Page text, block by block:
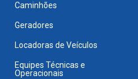
Caminhões
Geradores
Locadoras de Veículos
Equipes Técnicas e
Operacionais